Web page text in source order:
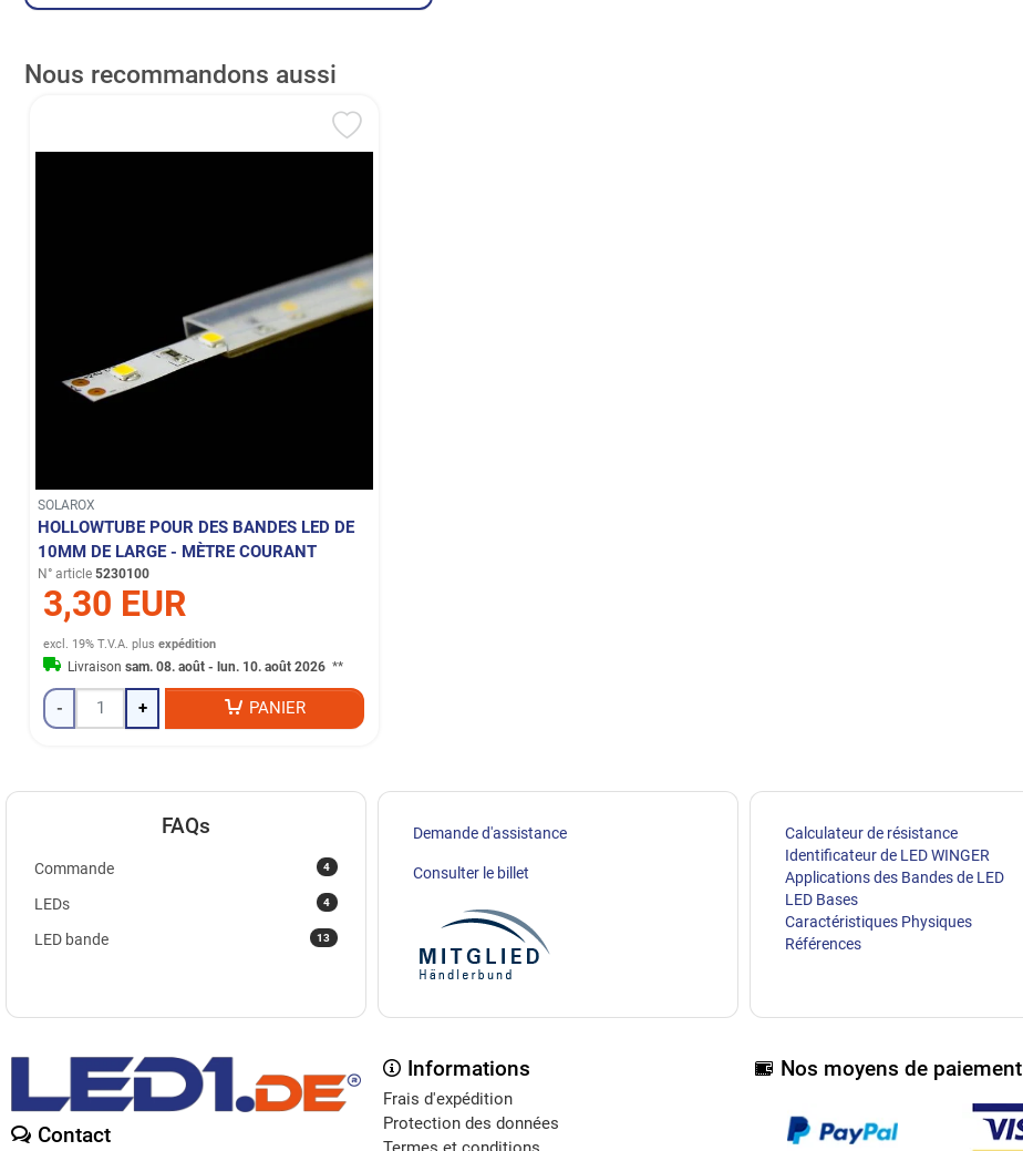
Nous recommandons aussi
SOLAROX
HOLLOWTUBE POUR DES BANDES LED DE
10MM DE LARGE - MÈTRE COURANT
N° article 5230100
3,30 EUR
excl. 19% T.V.A. plusexpédition
Livraisonsam. 08. août - lun. 10. août 2026 **
- + PANIER
FAQs
4
Commande
4
LEDs
13
LED bande
Demande d'assistance
Consulter le billet
Calculateur de résistance
Identificateur de LED WINGER
Applications des Bandes de LED
LED Bases
Caractéristiques Physiques
Références
Contact
Informations
Frais d'expédition
Protection des données
Nos moyens de paiement